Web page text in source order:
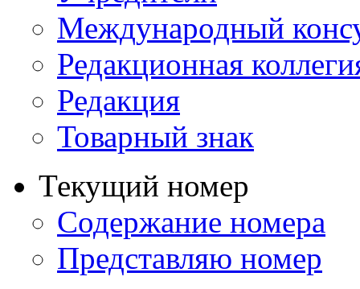
Международный
Редакционная
Редакция
Товарный знак
Текущий номер
Содержание номера
Представляю номер